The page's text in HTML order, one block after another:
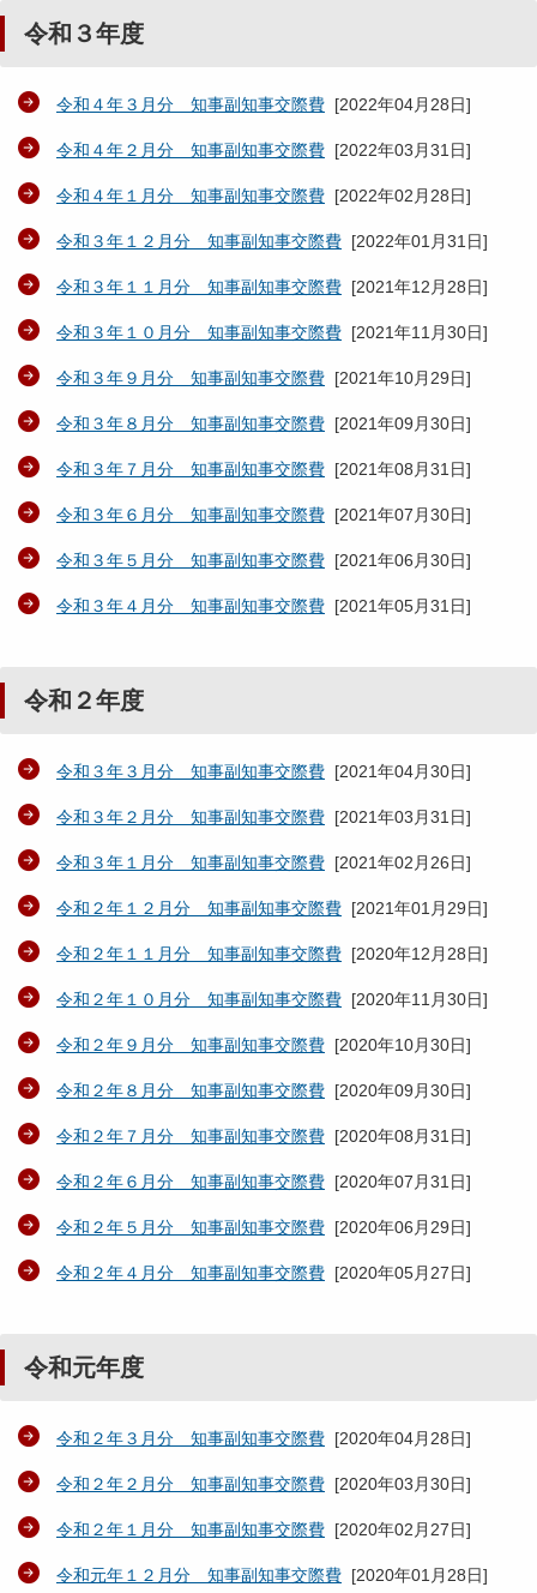
令和３年度
令和４年３月分 知事副知事交際費 [2022年04月28日]
令和４年２月分 知事副知事交際費 [2022年03月31日]
令和４年１月分 知事副知事交際費 [2022年02月28日]
令和３年１２月分 知事副知事交際費 [2022年01月31日]
令和３年１１月分 知事副知事交際費 [2021年12月28日]
令和３年１０月分 知事副知事交際費 [2021年11月30日]
令和３年９月分 知事副知事交際費 [2021年10月29日]
令和３年８月分 知事副知事交際費 [2021年09月30日]
令和３年７月分 知事副知事交際費 [2021年08月31日]
令和３年６月分 知事副知事交際費 [2021年07月30日]
令和３年５月分 知事副知事交際費 [2021年06月30日]
令和３年４月分 知事副知事交際費 [2021年05月31日]
令和２年度
令和３年３月分 知事副知事交際費 [2021年04月30日]
令和３年２月分 知事副知事交際費 [2021年03月31日]
令和３年１月分 知事副知事交際費 [2021年02月26日]
令和２年１２月分 知事副知事交際費 [2021年01月29日]
令和２年１１月分 知事副知事交際費 [2020年12月28日]
令和２年１０月分 知事副知事交際費 [2020年11月30日]
令和２年９月分 知事副知事交際費 [2020年10月30日]
令和２年８月分 知事副知事交際費 [2020年09月30日]
令和２年７月分 知事副知事交際費 [2020年08月31日]
令和２年６月分 知事副知事交際費 [2020年07月31日]
令和２年５月分 知事副知事交際費 [2020年06月29日]
令和２年４月分 知事副知事交際費 [2020年05月27日]
令和元年度
令和２年３月分 知事副知事交際費 [2020年04月28日]
令和２年２月分 知事副知事交際費 [2020年03月30日]
令和２年１月分 知事副知事交際費 [2020年02月27日]
令和元年１２月分 知事副知事交際費 [2020年01月28日]